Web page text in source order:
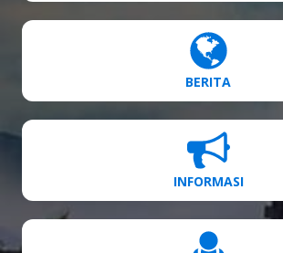
BERITA
INFORMASI